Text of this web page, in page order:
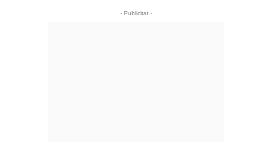
- Publicitat -